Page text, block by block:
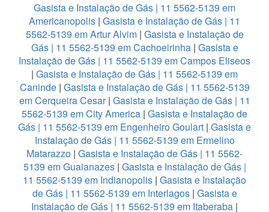
Gasista e Instalação de Gás | 11 5562-5139 em
Americanopolis | Gasista e Instalação de Gás | 11
5562-5139 em Artur Alvim | Gasista e Instalação de
Gás | 11 5562-5139 em Cachoeirinha| Gasista e
Instalação de Gás | 11 5562-5139 em Campos Eliseos
| Gasista e Instalação de Gás | 11 5562-5139 em
Caninde| Gasista e Instalação de Gás | 11 5562-5139
em Cerqueira Cesar| Gasista e Instalação de Gás | 11
5562-5139 em City America | Gasista e Instalação de
Gás | 11 5562-5139 em Engenheiro Goulart | Gasista e
Instalação de Gás | 11 5562-5139 em Ermelino
Matarazzo | Gasista e Instalação de Gás | 11 5562-
5139 em Guaianazes| Gasista e Instalação de Gás |
11 5562-5139 em Indianopolis | Gasista e Instalação
de Gás | 11 5562-5139 em Interlagos| Gasista e
Instalação de Gás | 11 5562-5139 em Itaberaba |